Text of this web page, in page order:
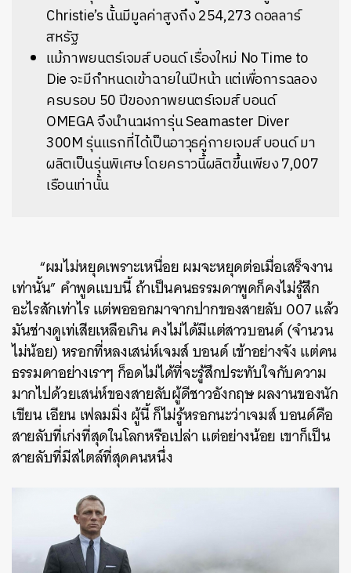
Christie’s นั้นมีมูลค่าสูงถึง 254,273 ดอลลาร์
สหรัฐ
แม้ภาพยนตร์เจมส์ บอนด์ เรื่องใหม่ No Time to
Die จะมีกำหนดเข้าฉายในปีหน้า แต่เพื่อการฉลอง
ครบรอบ 50 ปีของภาพยนตร์เจมส์ บอนด์
OMEGA จึงนำนาฬิการุ่น Seamaster Diver
300M รุ่นแรกที่ได้เป็นอาวุธคู่กายเจมส์ บอนด์ มา
ผลิตเป็นรุ่นพิเศษ โดยคราวนี้ผลิตขึ้นเพียง 7,007
เรือนเท่านั้น
“ผมไม่หยุดเพราะเหนื่อย ผมจะหยุดต่อเมื่อเสร็จงาน
เท่านั้น” คำพูดแบบนี้ ถ้าเป็นคนธรรมดาพูดก็คงไม่รู้สึก
อะไรสักเท่าไร แต่พอออกมาจากปากของสายลับ 007 แล้ว
มันช่างดูเท่เสียเหลือเกิน คงไม่ได้มีแต่สาวบอนด์ (จำนวน
ไม่น้อย) หรอกที่หลงเสน่ห์เจมส์ บอนด์ เข้าอย่างจัง แต่คน
ธรรมดาอย่างเราๆ ก็อดไม่ได้ที่จะรู้สึกประทับใจกับความ
มากไปด้วยเสน่ห์ของสายลับผู้ดีชาวอังกฤษ ผลงานของนัก
เขียน เอียน เฟลมมิ่ง ผู้นี้ ก็ไม่รู้หรอกนะว่าเจมส์ บอนด์คือ
สายลับที่เก่งที่สุดในโลกหรือเปล่า แต่อย่างน้อย เขาก็เป็น
สายลับที่มีสไตล์ที่สุดคนหนึ่ง